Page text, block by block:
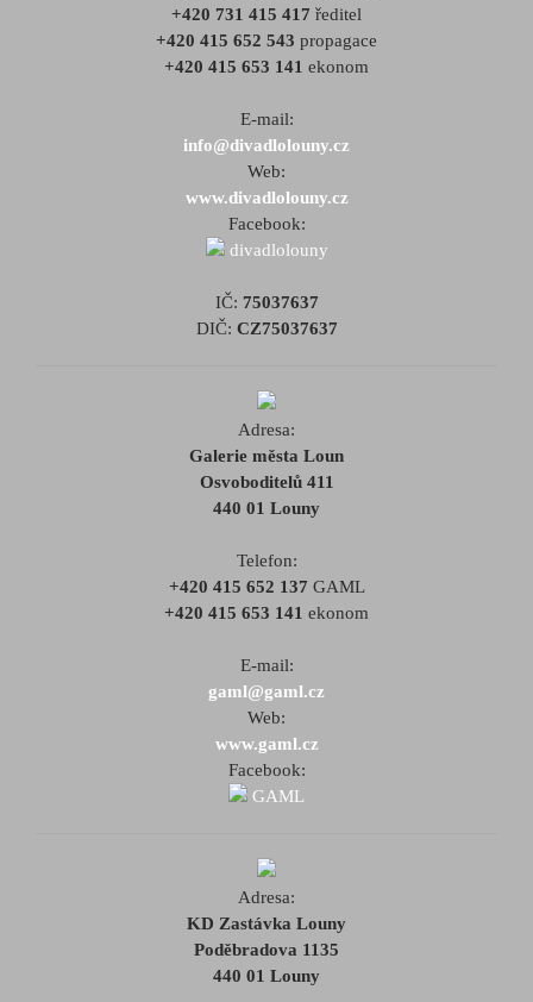
+420 731 415 417 ředitel
+420 415 652 543 propagace
+420 415 653 141 ekonom
E-mail:
info@divadlolouny.cz
Web:
www.divadlolouny.cz
Facebook:
divadlolouny
IČ: 75037637
DIČ: CZ75037637
Adresa:
Galerie města Loun
Osvoboditelů 411
440 01 Louny
Telefon:
+420 415 652 137 GAML
+420 415 653 141 ekonom
E-mail:
gaml@gaml.cz
Web:
www.gaml.cz
Facebook:
GAML
Adresa:
KD Zastávka Louny
Poděbradova 1135
440 01 Louny